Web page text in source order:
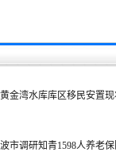
金湾水库库区移民安置
市调研知青1598人养老